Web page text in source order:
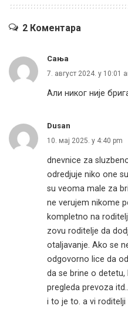
2 Коментара
Сања
7. август 2024. у 10:01
Али никог није
Dusan
10. мај 2025. у 4:40 pm
dnevnice za
odredjuje niko one
su veoma male za
ne verujem nikome
kompletno na
zovu roditelje da
otaljavanje. Ako se
odgovorno lice da
da se brine o
pregleda prevoza
i to je to. a vi